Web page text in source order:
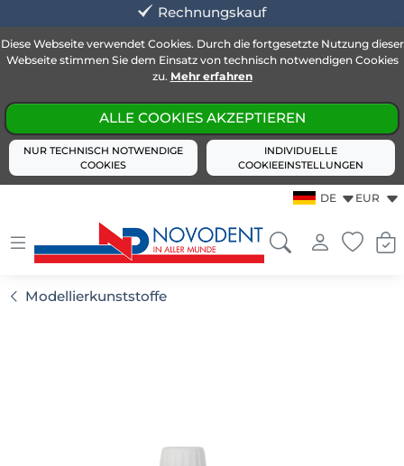
Rechnungskauf
Diese Webseite verwendet Cookies. Durch die fortgesetzte Nutzung dieser
Webseite stimmen Sie dem Einsatz von technisch notwendigen Cookies
zu. Mehr erfahren
ALLE COOKIES AKZEPTIEREN
NUR TECHNISCH NOTWENDIGE
COOKIES
INDIVIDUELLE
COOKIEEINSTELLUNGEN
DE EUR
Modellierkunststoffe